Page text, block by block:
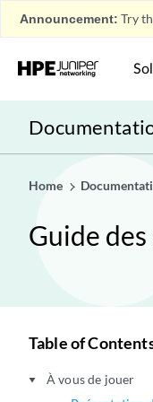
Announcement: Try
Home
Guide
Table of
play_arrow
À vous de jouer